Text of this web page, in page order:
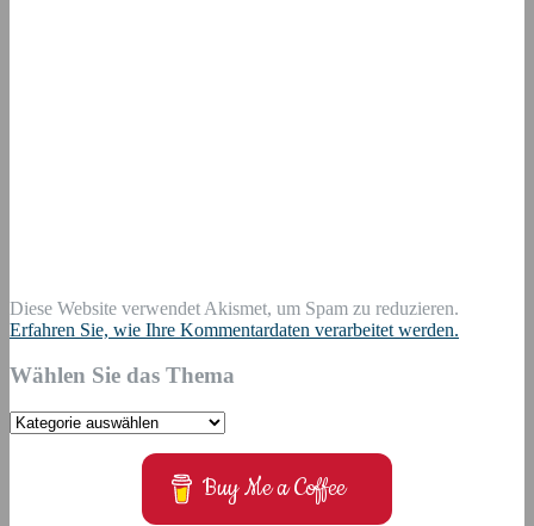
Diese Website verwendet Akismet, um Spam zu reduzieren.
Erfahren Sie, wie Ihre Kommentardaten verarbeitet werden.
Wählen Sie das Thema
Wählen
Buy Me a Coffee